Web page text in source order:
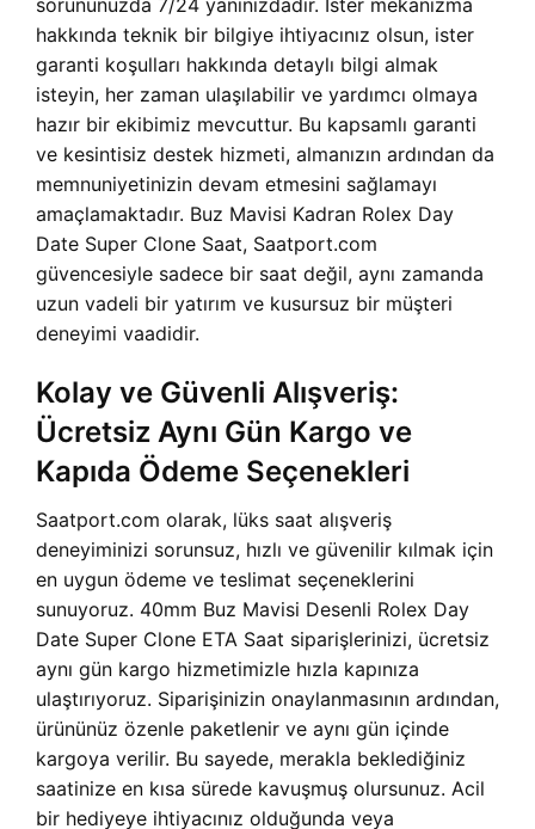
sorununuzda 7/24 yanınızdadır. İster mekanizma
hakkında teknik bir bilgiye ihtiyacınız olsun, ister
garanti koşulları hakkında detaylı bilgi almak
isteyin, her zaman ulaşılabilir ve yardımcı olmaya
hazır bir ekibimiz mevcuttur. Bu kapsamlı garanti
ve kesintisiz destek hizmeti, almanızın ardından da
memnuniyetinizin devam etmesini sağlamayı
amaçlamaktadır. Buz Mavisi Kadran Rolex Day
Date Super Clone Saat, Saatport.com
güvencesiyle sadece bir saat değil, aynı zamanda
uzun vadeli bir yatırım ve kusursuz bir müşteri
deneyimi vaadidir.
Kolay ve Güvenli Alışveriş:
Ücretsiz Aynı Gün Kargo ve
Kapıda Ödeme Seçenekleri
Saatport.com olarak, lüks saat alışveriş
deneyiminizi sorunsuz, hızlı ve güvenilir kılmak için
en uygun ödeme ve teslimat seçeneklerini
sunuyoruz. 40mm Buz Mavisi Desenli Rolex Day
Date Super Clone ETA Saat siparişlerinizi, ücretsiz
aynı gün kargo hizmetimizle hızla kapınıza
ulaştırıyoruz. Siparişinizin onaylanmasının ardından,
ürününüz özenle paketlenir ve aynı gün içinde
kargoya verilir. Bu sayede, merakla beklediğiniz
saatinize en kısa sürede kavuşmuş olursunuz. Acil
bir hediyeye ihtiyacınız olduğunda veya